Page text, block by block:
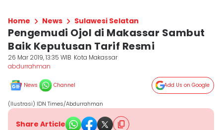
Home News Sulawesi Selatan
Pengemudi Ojol di Makassar Sambut
Baik Keputusan Tarif Resmi
26 Mar 2019, 13:35 WIB Kota Makassar
abdurrahman
News Channel Add Us on Google
(Ilustrasi) IDN Times/Abdurrahman
Share Article